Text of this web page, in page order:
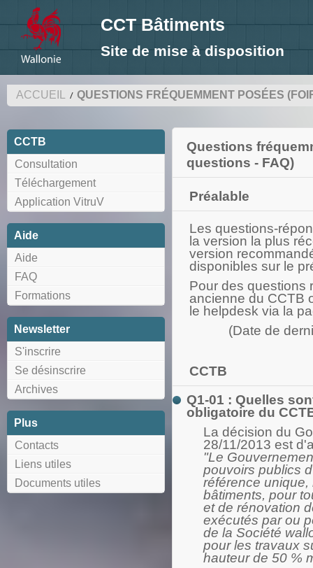
CCT Bâtiments
Site de mise à disposition
ACCUEIL QUESTIONS FRÉQUEMMENT POSÉES
CCTB
Consultation
Téléchargement
Application VitruV
Aide
Aide
FAQ
Formations
Newsletter
S'inscrire
Se désinscrire
Archives
Plus
Contacts
Liens utiles
Documents utiles
Questions
questions - FAQ)
Préalable
Les questions-
la version la plus
version
disponibles sur le
Pour des questions
ancienne du CCTB
le helpdesk via la
(Date de
CCTB
Q1-01 : Quelles
obligatoire du
La décision du
28/11/2013 est
"Le
pouvoirs publics
référence
bâtiments, pour
et de rénovation
exécutés par ou
de la Société
pour les travaux
hauteur de 50 %